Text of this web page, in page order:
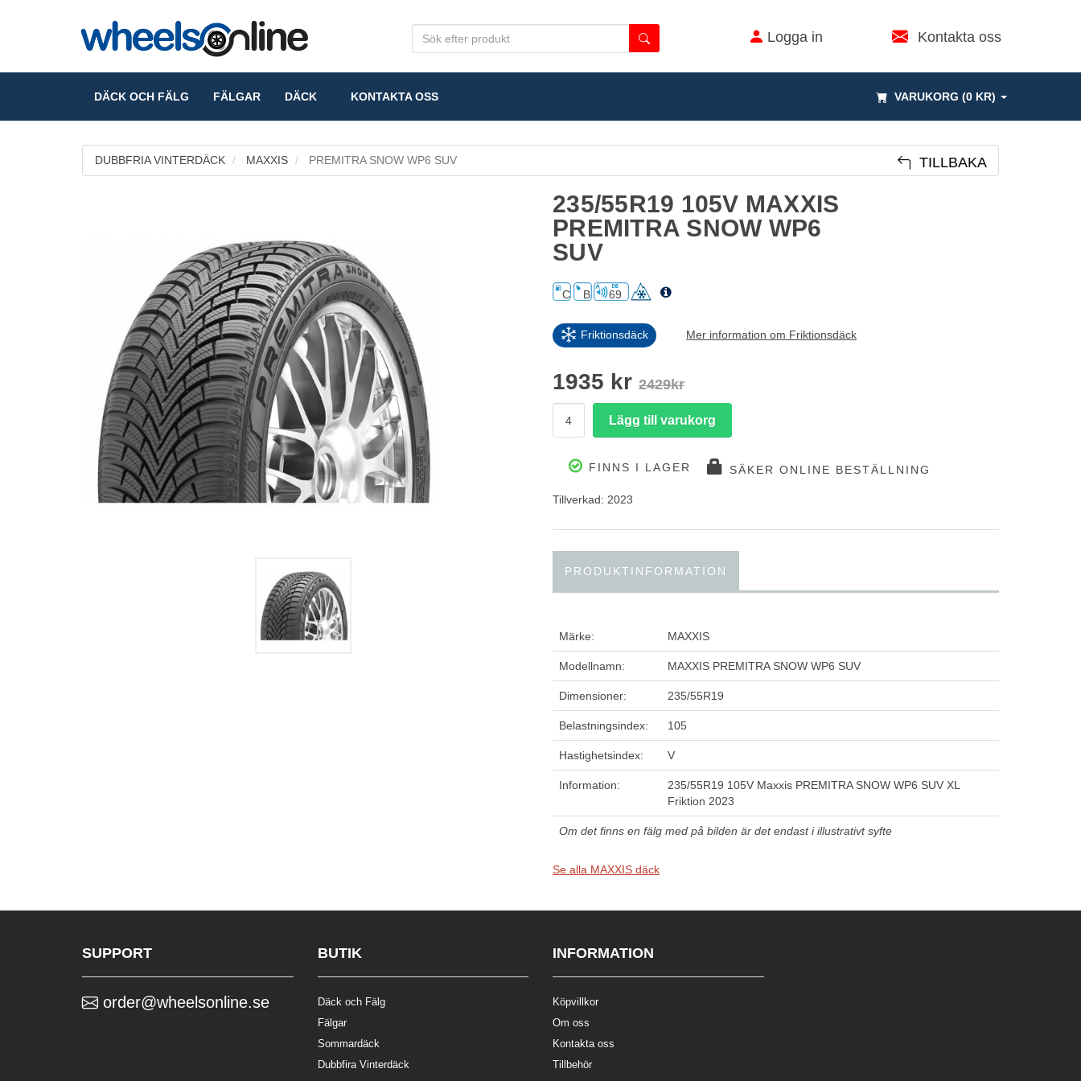
Logga in Kontakta oss
VARUKORG (0 KR)
DÄCK OCH FÄLG FÄLGAR DÄCK KONTAKTA OSS
DUBBFRIA VINTERDÄCK MAXXIS PREMITRA SNOW WP6 SUV TILLBAKA
235/55R19 105V MAXXIS
PREMITRA SNOW WP6
SUV
C B 69
Friktionsdäck Mer information om Friktionsdäck
1935 kr 2429kr
FINNS I LAGER SÄKER ONLINE BESTÄLLNING
Tillverkad: 2023
PRODUKTINFORMATION
Märke: MAXXIS
Modellnamn: MAXXIS PREMITRA SNOW WP6 SUV
Dimensioner: 235/55R19
Belastningsindex: 105
Hastighetsindex: V
Information:
235/55R19 105V Maxxis PREMITRA SNOW WP6 SUV XL
Friktion 2023
Om det finns en fälg med på bilden är det endast i illustrativt syfte
Se alla MAXXIS däck
SUPPORT
order@wheelsonline.se
BUTIK
Däck och Fälg
Fälgar
Sommardäck
Dubbfira Vinterdäck
INFORMATION
Köpvillkor
Om oss
Kontakta oss
Tillbehör